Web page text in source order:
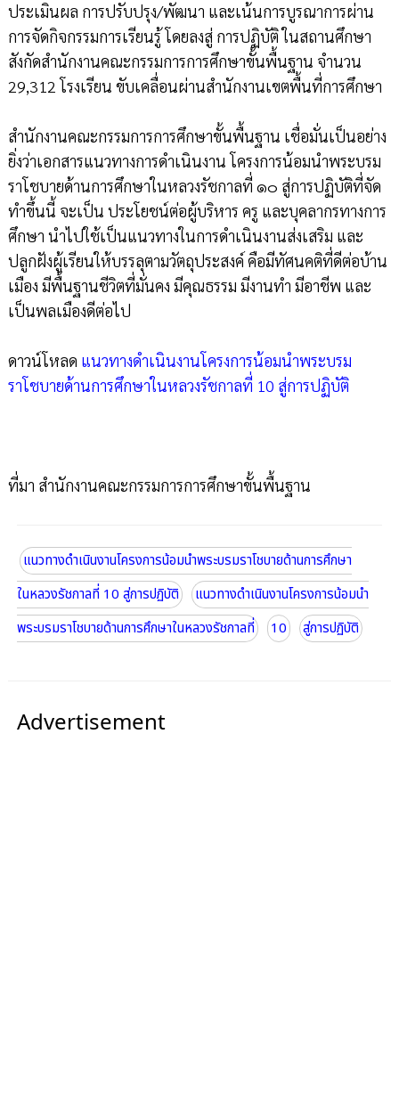
ประเมินผล การปรับปรุง/พัฒนา และเน้นการบูรณาการผ่าน
การจัดกิจกรรมการเรียนรู้ โดยลงสู่ การปฏิบัติ ในสถานศึกษา
สังกัดสำนักงานคณะกรรมการการศึกษาขั้นพื้นฐาน จำนวน
29,312 โรงเรียน ขับเคลื่อนผ่านสำนักงานเขตพื้นที่การศึกษา
สำนักงานคณะกรรมการการศึกษาขั้นพื้นฐาน เชื่อมั่นเป็นอย่าง
ยิ่งว่าเอกสารแนวทางการดำเนินงาน โครงการน้อมนำพระบรม
ราโชบายด้านการศึกษาในหลวงรัชกาลที่ ๑๐ สู่การปฏิบัติที่จัด
ทำขึ้นนี้ จะเป็น ประโยชน์ต่อผู้บริหาร ครู และบุคลากรทางการ
ศึกษา นำไปใช้เป็นแนวทางในการดำเนินงานส่งเสริม และ
ปลูกฝังผู้เรียนให้บรรลุตามวัตถุประสงค์ คือมีทัศนคติที่ดีต่อบ้าน
เมือง มีพื้นฐานชีวิตที่มั่นคง มีคุณธรรม มีงานทำ มีอาชีพ และ
เป็นพลเมืองดีต่อไป
ดาวน์โหลด แนวทางดำเนินงานโครงการน้อมนำพระบรม
ราโชบายด้านการศึกษาในหลวงรัชกาลที่ 10 สู่การปฏิบัติ
ที่มา สำนักงานคณะกรรมการการศึกษาขั้นพื้นฐาน
แนวทางดำเนินงานโครงการน้อมนำพระบรมราโชบายด้านการศึกษา
ในหลวงรัชกาลที่ 10 สู่การปฏิบัติ
แนวทางดำเนินงานโครงการน้อมนำ
พระบรมราโชบายด้านการศึกษาในหลวงรัชกาลที่
10 สู่การปฏิบัติ
Advertisement